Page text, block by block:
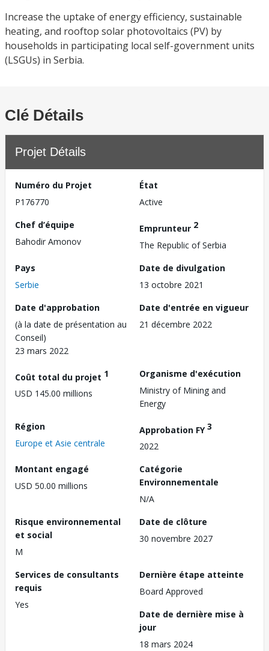
Increase the uptake of energy efficiency, sustainable
heating, and rooftop solar photovoltaics (PV) by
households in participating local self-government units
(LSGUs) in Serbia.
Clé Détails
Projet Détails
Numéro du Projet
P176770
État
Active
Chef d’équipe
Bahodir Amonov
Emprunteur 2
The Republic of Serbia
Pays
Serbie
Date de divulgation
13 octobre 2021
Date d'approbation
(à la date de présentation au
Conseil)
23 mars 2022
Date d'entrée en vigueur
21 décembre 2022
Coût total du projet 1
USD 145.00 millions
Organisme d'exécution
Ministry of Mining and
Energy
Région
Europe et Asie centrale
Approbation FY3
2022
Montant engagé
USD 50.00 millions
Catégorie
Environnementale
N/A
Risque environnemental
et social
M
Date de clôture
30 novembre 2027
Services de consultants
requis
Yes
Dernière étape atteinte
Board Approved
Date de dernière mise à
jour
18 mars 2024